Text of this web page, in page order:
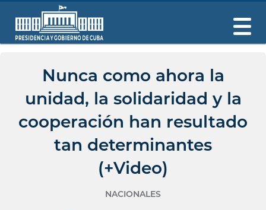
Nunca como ahora la
unidad, la solidaridad y la
cooperación han resultado
tan determinantes
(+Video)
NACIONALES